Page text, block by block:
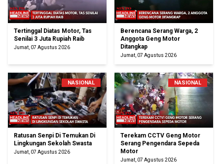
Tertinggal Diatas Motor, Tas
Senilai 3 Juta Rupiah Raib
Jumat, 07 Agustus 2026
Berencana Serang Warga, 2
Anggota Geng Motor
Ditangkap
Jumat, 07 Agustus 2026
NASIONAL
Ratusan Senpi Di Temukan Di
Lingkungan Sekolah Swasta
Jumat, 07 Agustus 2026
NASIONAL
Terekam CCTV Geng Motor
Serang Pengendara Sepeda
Motor
Jumat, 07 Agustus 2026